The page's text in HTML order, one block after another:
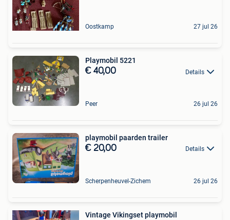
Oostkamp 27 jul 26
Playmobil 5221
€ 40,00 Details
Peer 26 jul 26
playmobil paarden trailer
€ 20,00 Details
Scherpenheuvel-Zichem 26 jul 26
Vintage Vikingset playmobil